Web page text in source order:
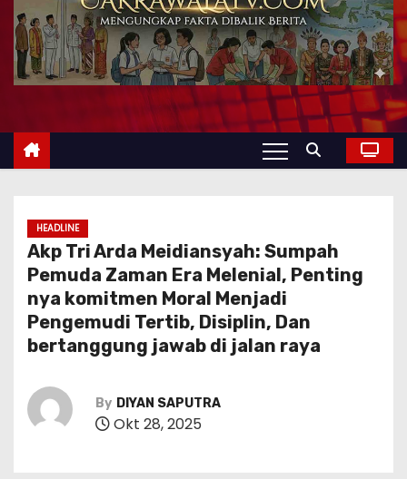
HEADLINE
Akp Tri Arda Meidiansyah: Sumpah
Pemuda Zaman Era Melenial, Penting
nya komitmen Moral Menjadi
Pengemudi Tertib, Disiplin, Dan
bertanggung jawab di jalan raya
By DIYAN SAPUTRA
Okt 28, 2025